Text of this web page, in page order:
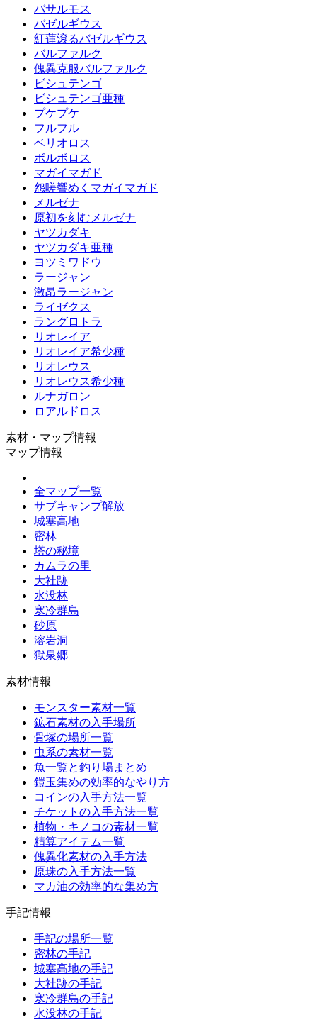
バサルモス
バゼルギウス
紅蓮滾るバゼルギウス
バルファルク
傀異克服バルファルク
ビシュテンゴ
ビシュテンゴ亜種
プケプケ
フルフル
ベリオロス
ボルボロス
マガイマガド
怨嗟響めくマガイマガド
メルゼナ
原初を刻むメルゼナ
ヤツカダキ
ヤツカダキ亜種
ヨツミワドウ
ラージャン
激昂ラージャン
ライゼクス
ラングロトラ
リオレイア
リオレイア希少種
リオレウス
リオレウス希少種
ルナガロン
ロアルドロス
素材・マップ情報
マップ情報
全マップ一覧
サブキャンプ解放
城塞高地
密林
塔の秘境
カムラの里
大社跡
水没林
寒冷群島
砂原
溶岩洞
獄泉郷
素材情報
モンスター素材一覧
鉱石素材の入手場所
骨塚の場所一覧
虫系の素材一覧
魚一覧と釣り場まとめ
鎧玉集めの効率的なやり方
コインの入手方法一覧
チケットの入手方法一覧
植物・キノコの素材一覧
精算アイテム一覧
傀異化素材の入手方法
原珠の入手方法一覧
マカ油の効率的な集め方
手記情報
手記の場所一覧
密林の手記
城塞高地の手記
大社跡の手記
寒冷群島の手記
水没林の手記